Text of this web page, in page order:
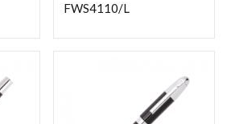
FWS4110/L